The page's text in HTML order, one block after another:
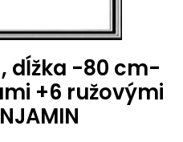
, dĺžka -80 cm-
+6 ružovými